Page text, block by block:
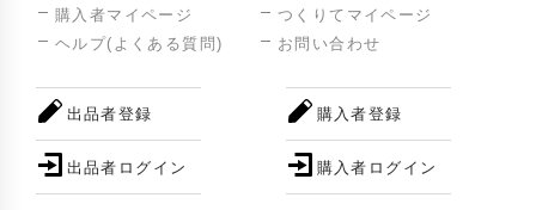
購入者マイページ
つくりてマイページ
ヘルプ(よくある質問)
お問い合わせ
出品者登録
出品者ログイン
購入者登録
購入者ログイン